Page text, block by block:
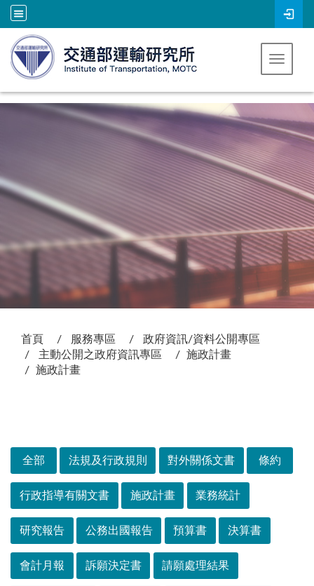
跳到主要內容
Toggle
首頁 服務專區
政府資訊/資料公開專區
主動公開之政府資訊專區
施政計畫
施政計畫
全部 法規及行政規則 對外關係文書 條約
行政指導有關文書 施政計畫 業務統計
研究報告 公務出國報告 預算書 決算書
會計月報 訴願決定書 請願處理結果